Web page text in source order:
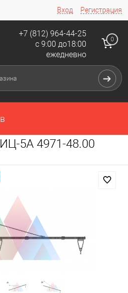
Вход Регистрация
+7 (812) 964-44-25
с 9:00 до18:00
ежедневно
0
5А 4971-48.00